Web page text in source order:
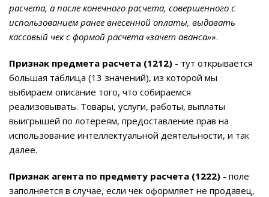
расчета, а после конечного расчета, совершенного с
использованием ранее внесенной оплаты, выдавать
кассовый чек с формой расчета «зачет аванса»».
Признак предмета расчета (1212) - тут открывается
большая таблица (13 значений), из которой мы
выбираем описание того, что собираемся
реализовывать. Товары, услуги, работы, выплаты
выигрышей по лотереям, предоставление прав на
использование интеллектуальной деятельности, и так
далее.
Признак агента по предмету расчета (1222) - поле
заполняется в случае, если чек оформляет не продавец,